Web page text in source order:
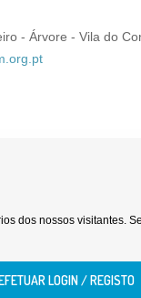
- Árvore - Vila do
dos nossos visitantes.